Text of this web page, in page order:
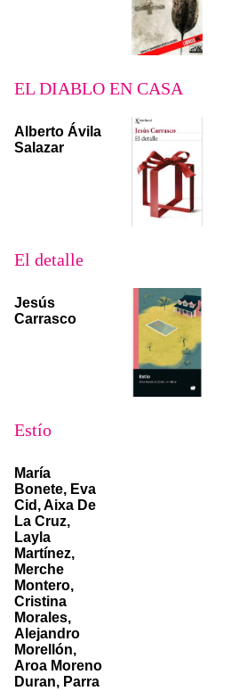
EL DIABLO EN CASA
Alberto Ávila
Salazar
El detalle
Jesús
Carrasco
Estío
María
Bonete, Eva
Cid, Aixa De
La Cruz,
Layla
Martínez,
Merche
Montero,
Cristina
Morales,
Alejandro
Morellón,
Aroa Moreno
Duran, Parra